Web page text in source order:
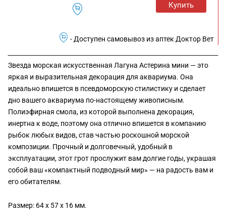
Купить
- Доступен самовывоз из аптек Доктор Вет
Звезда морская искусственная Лагуна Астерина мини — это
яркая и выразительная декорация для аквариума. Она
идеально впишется в псевдоморскую стилистику и сделает
дно вашего аквариума по-настоящему живописным.
Полиэфирная смола, из которой выполнена декорация,
инертна к воде, поэтому она отлично впишется в компанию
рыбок любых видов, став частью роскошной морской
композиции. Прочный и долговечный, удобный в
эксплуатации, этот грот прослужит вам долгие годы, украшая
собой ваш «компактный подводный мир» — на радость вам и
его обитателям.
Размер: 64 x 57 x 16 мм.